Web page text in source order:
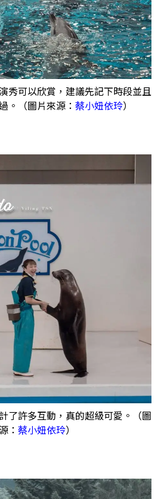
秀可以欣賞，建議先記下時段並且
。（圖片來源： 蔡小妞依玲）
了許多互動，真的超級可愛。（圖
： 蔡小妞依玲）